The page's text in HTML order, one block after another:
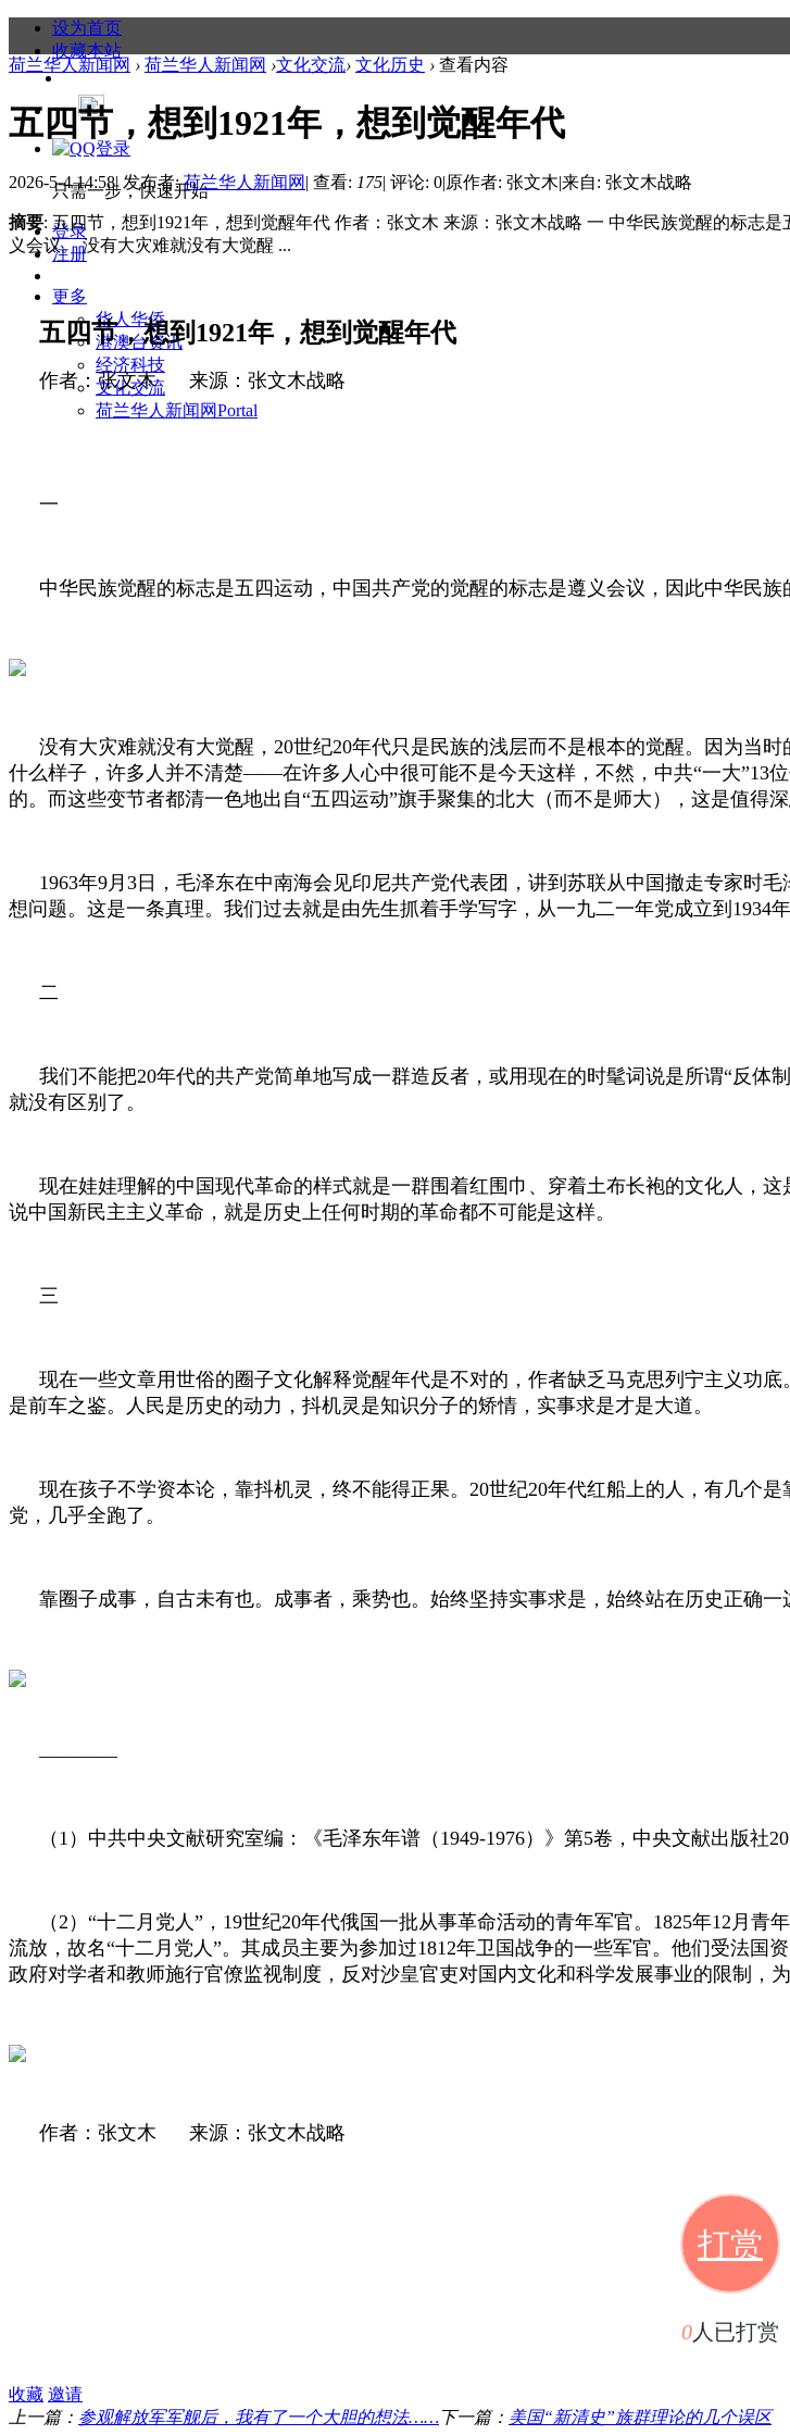
设为首页
收藏本站
只需一步，快速开始
登录
注册
更多
华人华侨
港澳台资讯
经济科技
文化交流
荷兰华人新闻网Portal
荷兰华人新闻网 › 荷兰华人新闻网 ›文化交流› 文化历史 › 查看内容
五四节，想到1921年，想到觉醒年代
2026-5-4 14:58|发布者:荷兰华人新闻网 | 查看: 175| 评论: 0|原作者: 张文木|来自: 张文木战略
摘要: 五四节，想到1921年，想到觉醒年代 作者：张文木 来源：张文木战略 一 中华民族觉醒的标志
义会议。 没有大灾难就没有大觉醒 ...
五四节，想到 1921年，想到觉醒年代
作者：张文木 来源：张文木战略
一
中华民族觉醒的标志是五四运动，中国共产党的觉醒的标志是遵义会议，因此中华民族
没有大灾难就没有大觉醒， 20世纪20年代只是民族的浅层而不是根本的觉醒。因为当
什么样子，许多人并不清楚——在许多人心中很可能不是今天这样，不然，中共“一大”13
的。而这些变节者都清一色地出自“五四运动”旗手聚集的北大（而不是师大），这是值得深
1963年9 月 3日，毛泽东在中南海会见印尼共产党代表团，讲到苏联从中国撤走专家时
想问题。这是一条真理。我们过去就是由先生抓着手学写字，从一九二一年党成立到 1934
二
我们不能把20年代的共产党简单地写成一群造反者，或用现在的时髦词说是所谓“反体
就没有区别了。
现在娃娃理解的中国现代革命的样式就是一群围着红围巾、穿着土布长袍的文化人
说中国新民主主义革命，就是历史上任何时期的革命都不可能是这样。
三
现在一些文章用世俗的圈子文化解释觉醒年代是不对的，作者缺乏马克思列宁主义
是前车之鉴。人民是历史的动力，抖机灵是知识分子的矫情，实事求是才是大道。
现在孩子不学资本论，靠抖机灵，终不能得正果。 20世纪20年代红船上的人，有几个
党，几乎全跑了。
靠圈子成事，自古未有也。成事者，乘势也。始终坚持实事求是，始终站在历史正确
————
（ 1 ）中共中央文献研究室编：《毛泽东年谱（ 1949-1976）》第5卷，中央文献出版社
（ 2 ）“十二月党人”， 19世纪20年代俄国一批从事革命活动的青年军官。 1825年12 月青
流放，故名“十二月党人”。其成员主要为参加过1812年卫国战争的一些军官。他们受法国
政府对学者和教师施行官僚监视制度，反对沙皇官吏对国内文化和科学发展事业的限制，
作者：张文木 来源：张文木战略
打赏
0人已打赏
收藏 邀请
上一篇： 参观解放军军舰后，我有了一个大胆的想法…… 下一篇： 美国“新清史”族群理论的几个误区